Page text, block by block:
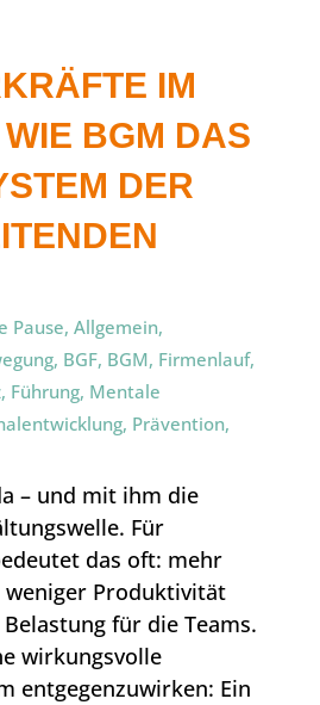
IM
BGM DAS
DER
Pause, Allgemein,
, BGF, BGM, Firmenlauf,
, Führung, Mentale
, Prävention,
– und mit ihm die
Für
das oft: mehr
weniger Produktivität
für die Teams.
wirkungsvolle
entgegenzuwirken: Ein